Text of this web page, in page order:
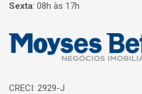
Sexta: 08h às 17h
Página inicial
CRECI: 2929-J